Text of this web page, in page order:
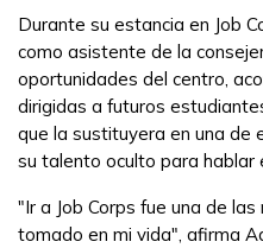
Durante su estancia en Job
como asistente de la
oportunidades del centro,
dirigidas a futuros
que la sustituyera en una de
su talento oculto para hablar
"Ir a Job Corps fue una de
tomado en mi vida", afirma